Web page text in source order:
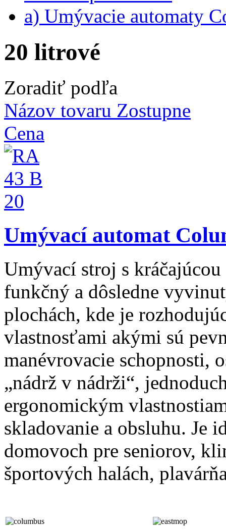
a) Umývacie automaty
20 litrové
Zoradiť podľa
Názov tovaru Zostupne
Cena
Umývací automat
Umývací stroj s
funkčný a dôsledne
plochách, kde je
vlastnosťami akými sú
manévrovacie schopnosti,
„nádrž v nádrži“,
ergonomickým
skladovanie a obsluhu. Je
domovoch pre seniorov,
športových halách,